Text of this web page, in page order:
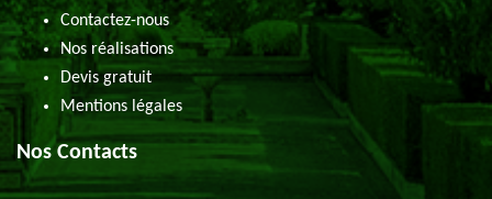
Contactez-nous
Nos réalisations
Devis gratuit
Mentions légales
Nos Contacts